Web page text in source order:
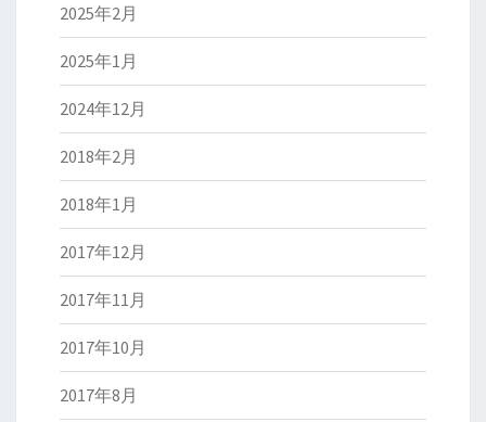
2025年2月
2025年1月
2024年12月
2018年2月
2018年1月
2017年12月
2017年11月
2017年10月
2017年8月